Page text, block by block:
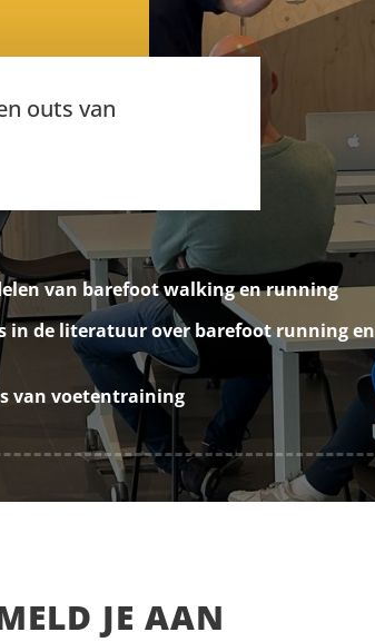
outs van
van barefoot walking en running
in de literatuur over barefoot running en
van voetentraining
JE AAN